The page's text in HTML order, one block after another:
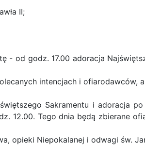
II;
od godz. 17.00 adoracja
intencjach i ofiarodawców,
Sakramentu i adoracja
12.00. Tego dnia będą zbierane
opieki Niepokalanej i odwagi św.